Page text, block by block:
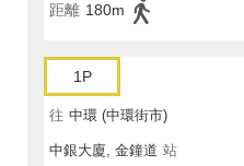
距離 180m
1P
往 中環 (中環街市)
中銀大廈, 金鐘道 站